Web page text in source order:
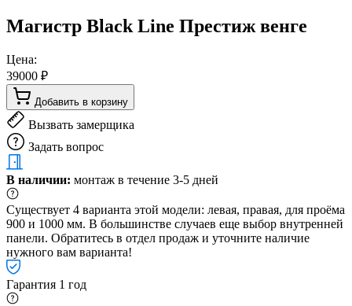
Магистр Black Line Престиж венге
Цена:
39000 ₽
Добавить в корзину
Вызвать замерщика
Задать вопрос
В наличии: монтаж в течение 3-5 дней
Существует 4 варианта этой модели: левая, правая, для проёма
900 и 1000 мм. В большинстве случаев еще выбор внутренней
панели. Обратитесь в отдел продаж и уточните наличие
нужного вам варианта!
Гарантия 1 год